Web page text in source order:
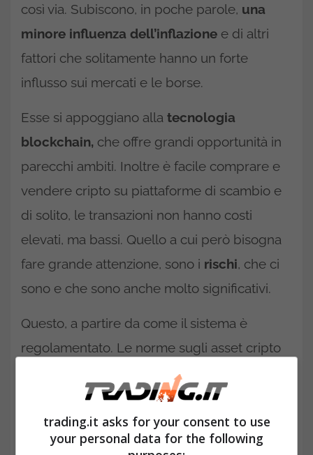
così via. Subiscono, in poche parole, una
minore influenza dell’inflazione e di altri
fattori che solitamente hanno un forte
influsso sui mercati e le borse.
Esse si appoggiano alla tecnologia
blockchain, che offre grandi opportunità in
parecchi ambiti. Inoltre è facile comprare e
vendere cripto su piattaforme di scambio e
di solito, le transazioni non hanno costi
elevati, ma bassi. Quello a cui però bisogna
fare grande attenzione, sono i rischi, che ci
sono e che sono anche molto significativi.
Questo, a partire da come il sistema è
regolamentato. Le norme sugli asset cripto
possono essere modificate facilmente, e ciò
significa i mercati possono essere
influenzate da questo comportamento.
trading.it asks for your consent to use
your personal data for the following